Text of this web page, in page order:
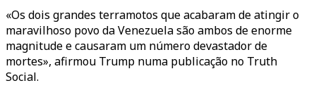
«Os dois grandes terramotos que acabaram de atingir o
maravilhoso povo da Venezuela são ambos de enorme
magnitude e causaram um número devastador de
mortes», afirmou Trump numa publicação no Truth
Social.